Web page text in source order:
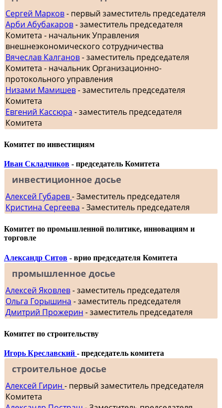
Сергей Марков- первый заместитель председателя
Арби Абубакаров- заместитель председателя
Комитета - начальник Управления
внешнеэкономического сотрудничества
Вячеслав Калганов- заместитель председателя
Комитета - начальник Организационно-
протокольного управления
Низами Мамишев- заместитель председателя
Комитета
Евгений Кассюра - заместитель председателя
Комитета
Комитет по инвестициям
Иван Складчиков - председатель Комитета
инвестиционное досье
Алексей Губарев- Заместитель председателя
Кристина Сергеева - Заместитель председателя
Комитет по промышленной политике, инновациям и
торговле
Александр Ситов - врио председателя Комитета
промышленное досье
Алексей Яковлев- заместитель председателя
Ольга Горышина - заместитель председателя
Дмитрий Прожерин - заместитель председателя
Комитет по строительству
Игорь Креславский - председатель комитета
строительное досье
Алексей Гирин - первый заместитель председателя
Комитета